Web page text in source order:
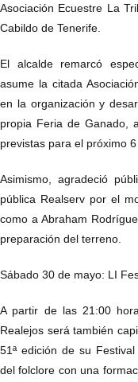
Asociación Ecuestre La
Cabildo de Tenerife.
El alcalde remarcó
asume la citada
en la organización y
propia Feria de Ganado,
previstas para el próximo 6
Asimismo, agradeció
pública Realserv por el
como a Abraham
preparación del terreno.
Sábado 30 de mayo: LI
A partir de las 21:00
Realejos será también
51ª edición de su
del folclore con una